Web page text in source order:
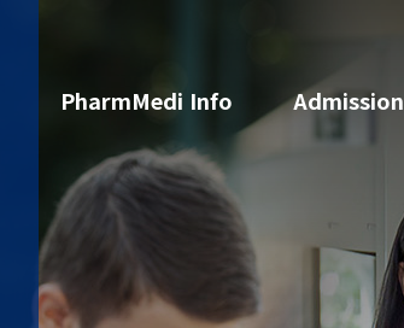
PharmMedi Info Admission